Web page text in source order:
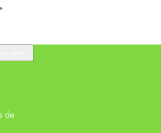
de